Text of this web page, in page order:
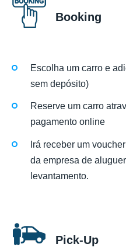
Booking
Escolha um carro e
sem depósito)
Reserve um carro
pagamento online
Irá receber um
da empresa de
levantamento.
Pick-Up